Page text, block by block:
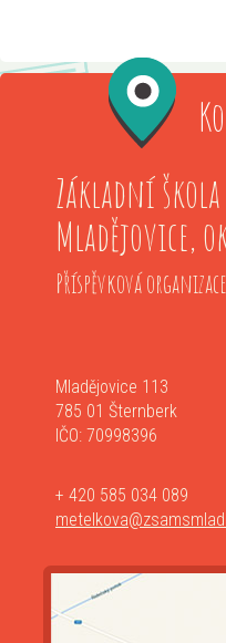
Základní
Mladějovice,
Příspěvková organizace
Mladějovice 113
785 01 Šternberk
IČO: 70998396
+ 420 585 034 089